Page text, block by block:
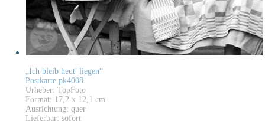
„Ich bleib heut' liegen“
Postkarte pk4008
Urheber: TopFoto
Format: 17,2 x 12,1 cm
Ausrichtung: quer
Lieferbar: sofort